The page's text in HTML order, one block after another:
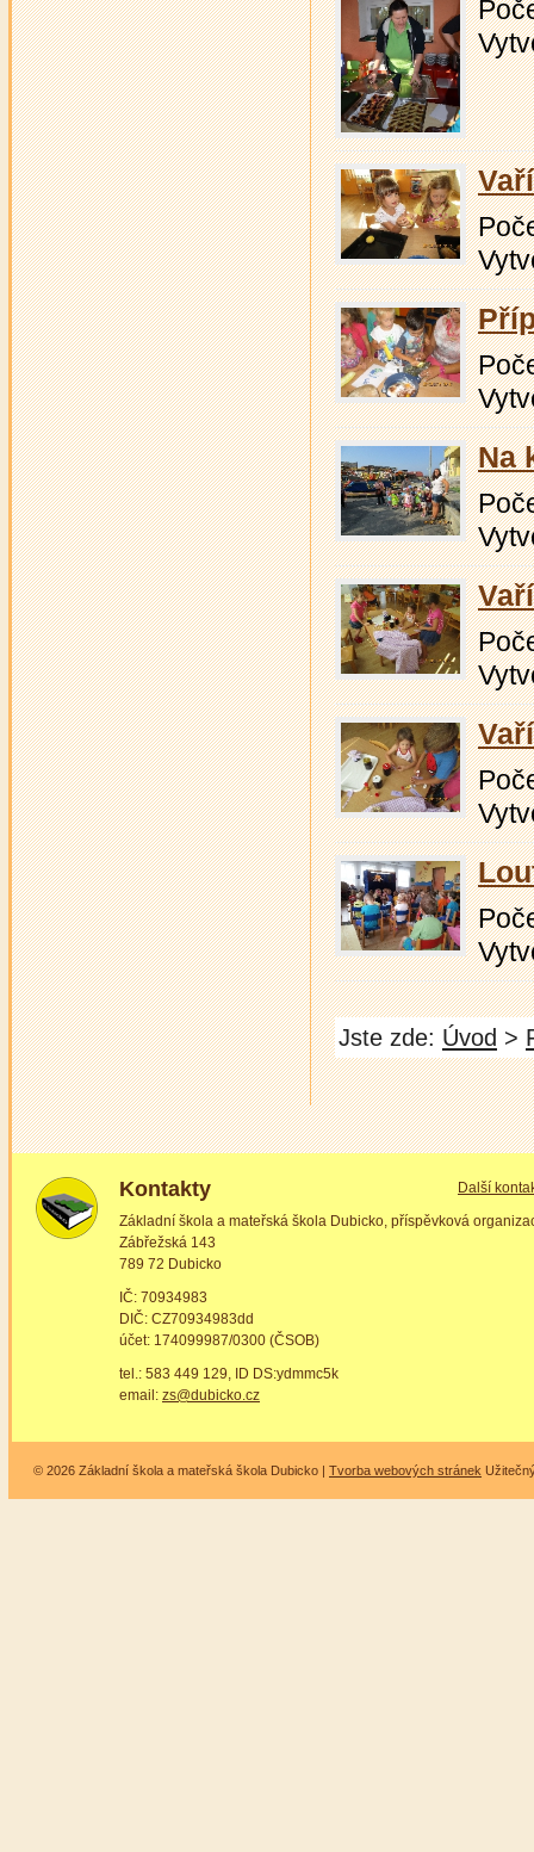
Na
Jste zde: Úvod >
Kontakty Další
Základní škola a mateřská škola Dubicko, příspěvková
Zábřežská 143
789 72 Dubicko
IČ: 70934983
DIČ: CZ70934983dd
účet: 174099987/0300 (ČSOB)
tel.: 583 449 129, ID DS:ydmmc5k
email: zs@dubicko.cz
© 2026 Základní škola a mateřská škola Dubicko | Tvorba webových stránek